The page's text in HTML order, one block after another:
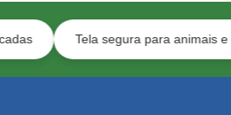
Tela segura para animais e crianças